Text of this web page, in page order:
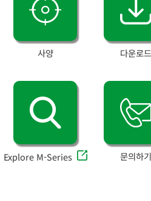
사양 다운로드
Explore M-Series 문의하기